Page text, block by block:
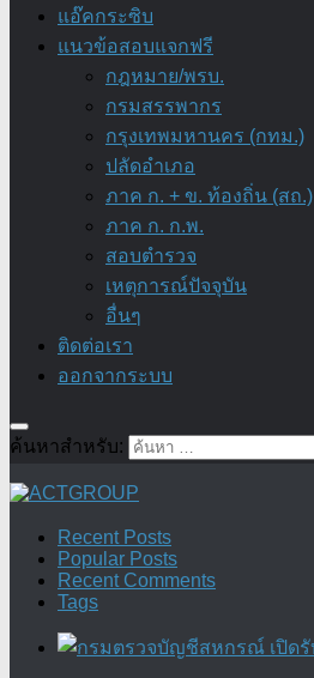
แอ๊คกระซิบ
แนวข้อสอบแจกฟรี
กฎหมาย/พรบ.
กรมสรรพากร
กรุงเทพมหานคร (กทม.)
ปลัดอำเภอ
ภาค ก. + ข. ท้องถิ่น (สถ.)
ภาค ก. ก.พ.
สอบตำรวจ
เหตุการณ์ปัจจุบัน
อื่นๆ
ติดต่อเรา
ออกจากระบบ
ค้นหาสำหรับ:
Recent Posts
Popular Posts
Recent Comments
Tags